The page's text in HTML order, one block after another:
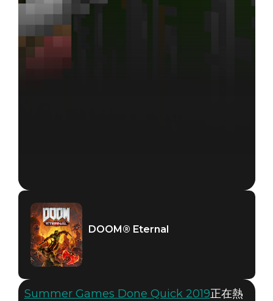
DOOM® Eternal
Summer Games Done Quick 2019正在熱